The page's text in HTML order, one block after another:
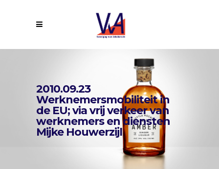
2010.09.23
Werknemersmobiliteit in
de EU; via vrij verkeer van
werknemers en diensten
Mijke Houwerzijl